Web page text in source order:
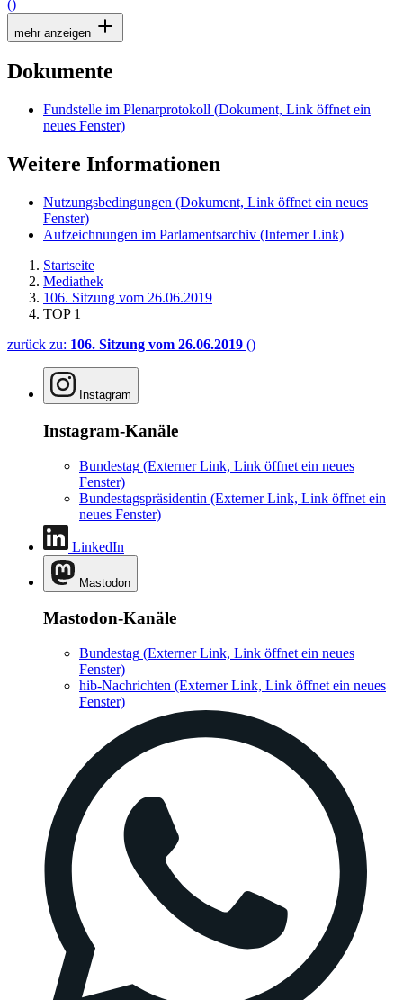
()
mehr anzeigen
Dokumente
Fundstelle im Plenarprotokoll (Dokument, Link öffnet ein
neues Fenster)
Weitere Informationen
Nutzungsbedingungen (Dokument, Link öffnet ein neues
Fenster)
Aufzeichnungen im Parlamentsarchiv (Interner Link)
Startseite
Mediathek
106. Sitzung vom 26.06.2019
TOP 1
zurück zu: 106. Sitzung vom 26.06.2019 ()
Instagram
Instagram-Kanäle
Bundestag (Externer Link, Link öffnet ein neues
Fenster)
Bundestagspräsidentin (Externer Link, Link öffnet ein
neues Fenster)
LinkedIn
Mastodon
Mastodon-Kanäle
Bundestag (Externer Link, Link öffnet ein neues
Fenster)
hib-Nachrichten (Externer Link, Link öffnet ein neues
Fenster)